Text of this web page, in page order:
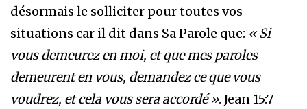
désormais le solliciter pour toutes vos
situations car il dit dans Sa Parole que: « Si
vous demeurez en moi, et que mes paroles
demeurent en vous, demandez ce que vous
voudrez, et cela vous sera accordé ». Jean 15:7